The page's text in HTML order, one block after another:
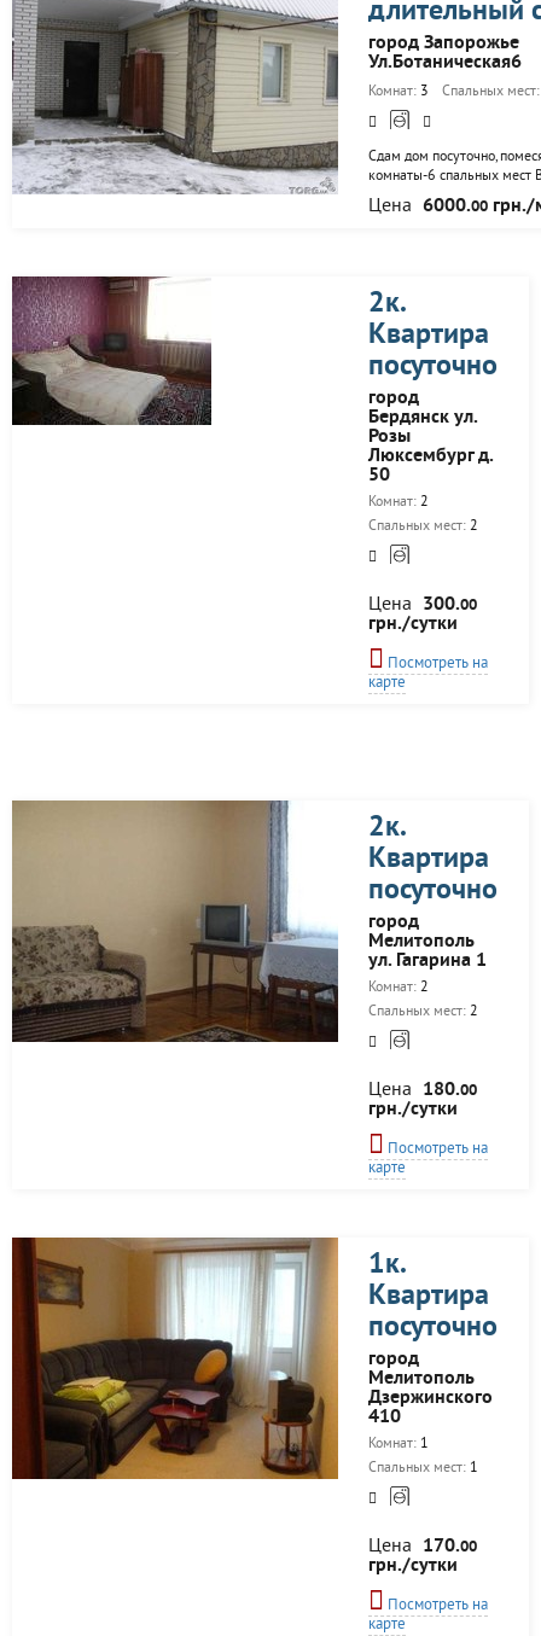
необходимое для
Вашего комфортного
проживания и
отдыха. Выполнен
ремонт, в наличии
холодильник, ТВ,
гладильная доска,
фен, сушилка для
белья, посуда,
длительный
город Запорожье
Ул.Ботаническая6
Комнат: 3 Спальных
Сдам дом
комнаты-6 спальных мест
удобства:
Большой двор для 3
машин,беседка,мангал
Цена 6000.00 грн./
2к.
Квартира
посуточно
город
Бердянск ул.
Розы
Люксембург д.
50
Комнат: 2
Спальных мест: 2
Цена 300.00
грн./сутки
Посмотреть на
карте
2к.
Квартира
посуточно
город
Мелитополь
ул. Гагарина 1
Комнат: 2
Спальных мест: 2
Цена 180.00
грн./сутки
Посмотреть на
карте
1к.
Квартира
посуточно
город
Мелитополь
Дзержинского
410
Комнат: 1
Спальных мест: 1
Цена 170.00
грн./сутки
Посмотреть на
карте